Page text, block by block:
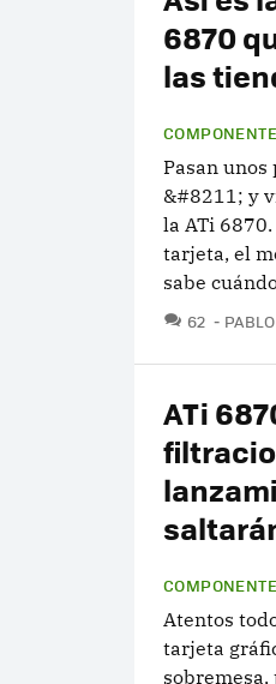
6870
las
Pasan
&#8211; y
la ATi
tarjeta, el
sabe
62
ATi
Atentos
tarjeta